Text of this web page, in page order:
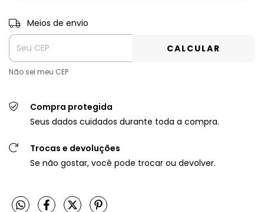
Entregas para o CEP:
Meios de envio
CALCULAR
Não sei meu CEP
Compra protegida
Seus dados cuidados durante toda a compra.
Trocas e devoluções
Se não gostar, você pode trocar ou devolver.